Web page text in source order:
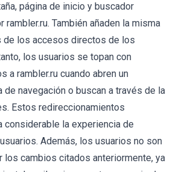
página de inicio y buscador
rambler.ru. También añaden la misma
de los accesos directos de los
los usuarios se topan con
a rambler.ru cuando abren un
de navegación o buscan a través de la
Estos redireccionamientos
considerable la experiencia de
Además, los usuarios no son
los cambios citados anteriormente, ya